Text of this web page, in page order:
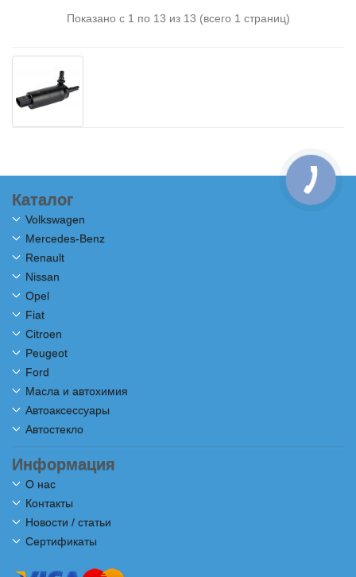
Показано с 1 по 13 из 13 (всего 1 страниц)
Каталог
Volkswagen
Mercedes-Benz
Renault
Nissan
Opel
Fiat
Citroen
Peugeot
Ford
Масла и автохимия
Автоаксессуары
Автостекло
Информация
О нас
Контакты
Новости / статьи
Сертификаты